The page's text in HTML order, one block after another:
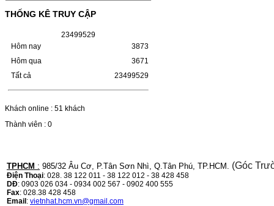
MÁY LBP 243/MF 461DW MÃ HỘP MỰC:–
in laser trắng đenSỬ DỤNG CHO MÁY IN:–
Canon i-SENSYS…
Giá : 799.000VND
Chọn mua
HỘP MỰC TK-1158 CHO
M2135DN/M2635DN
MỰC:- Hộp mực Kyocera TK-1158- Loại
mực: Mực in laser trắng đenSỬ DỤNG CHO
MÁY IN:- Kyocera Ecosys
M2135dn/M2635dn/M2735dw/P2235dn/P2235dw-
Mặt hàng…
THỐNG KÊ TRUY CẬP
23499529
Hôm nay
Hôm qua
Tất cả
3873
3671
23499529
Khách online : 51 khách
Thành viên : 0
TPHCM : 985/32 Âu Cơ, P.Tân Sơn Nhì, Q.Tân Phú, TP.HCM. (Góc
Điện Thoại: 028. 38 122 011 - 38 122 012 - 38 428 458
DĐ: 0903 026 034 - 0934 002 567 - 0902 400 555
Fax: 028.38 428 458
Email: vietnhat.hcm.vn@gmail.com